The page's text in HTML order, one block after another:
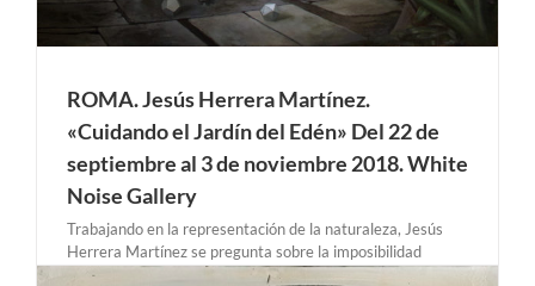
ROMA. Jesús Herrera Martínez.
«Cuidando el Jardín del Edén» Del 22 de
septiembre al 3 de noviembre 2018. White
Noise Gallery
Trabajando en la representación de la naturaleza, Jesús
Herrera Martínez se pregunta sobre la imposibilidad
paradójica de que el artista proporcione representaciones